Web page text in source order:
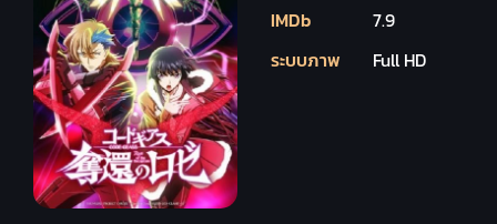
IMDb
7.9
ระบบภาพ
Full HD